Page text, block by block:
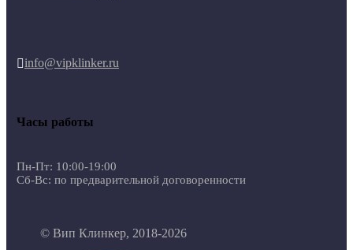
info@vipklinker.ru
Часы работы
Пн-Пт: 10:00-19:00
Сб-Вс: по предварительной договоренности
© Вип Клинкер, 2018-2026